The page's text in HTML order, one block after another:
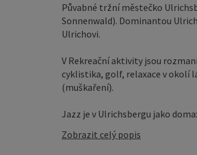
Půvabné tržní městečko
Sonnenwald). Dominantou
Ulrichovi.
V Rekreační aktivity jsou
cyklistika, golf, relaxace v okolí
(muškaření).
Jazz je v Ulrichsbergu jako
Zobrazit celý popis